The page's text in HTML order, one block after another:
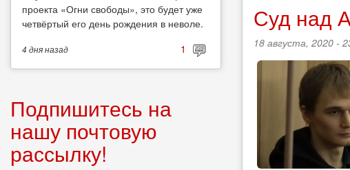
Суд над
18 августа, 2020 -
проекта «Огни свободы», это будет уже
четвёртый его день рождения в неволе.
4 дняназад 1
Подпишитесь на
нашу почтовую
рассылку!